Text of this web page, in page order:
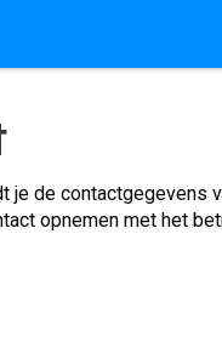
je de contactgegevens
opnemen met het